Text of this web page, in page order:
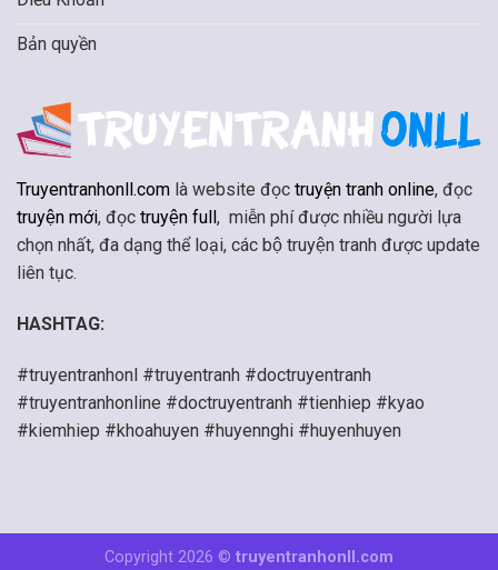
Bản quyền
Truyentranhonll.com là website đọc truyện tranh online, đọc
truyện mới, đọc truyện full, miễn phí được nhiều người lựa
chọn nhất, đa dạng thể loại, các bộ truyện tranh được update
liên tục.
HASHTAG:
#truyentranhonl #truyentranh #doctruyentranh
#truyentranhonline #doctruyentranh #tienhiep #kyao
#kiemhiep #khoahuyen #huyennghi #huyenhuyen
Copyright 2026 © truyentranhonll.com